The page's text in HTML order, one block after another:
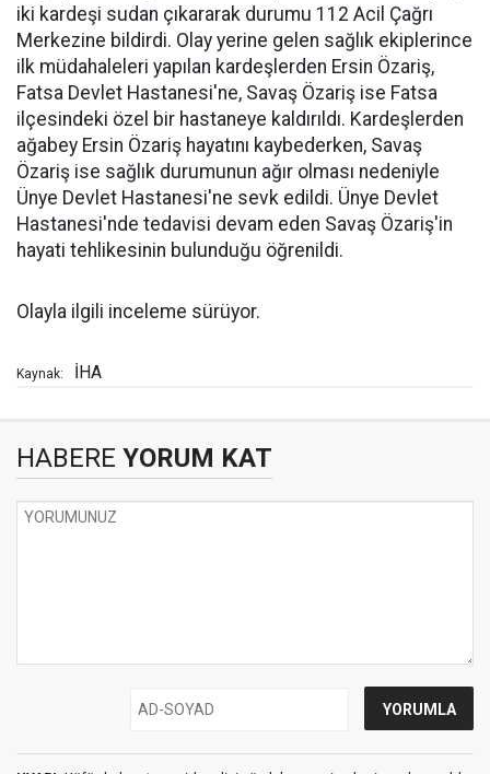
iki kardeşi sudan çıkararak durumu 112 Acil Çağrı
Merkezine bildirdi. Olay yerine gelen sağlık ekiplerince
ilk müdahaleleri yapılan kardeşlerden Ersin Özariş,
Fatsa Devlet Hastanesi'ne, Savaş Özariş ise Fatsa
ilçesindeki özel bir hastaneye kaldırıldı. Kardeşlerden
ağabey Ersin Özariş hayatını kaybederken, Savaş
Özariş ise sağlık durumunun ağır olması nedeniyle
Ünye Devlet Hastanesi'ne sevk edildi. Ünye Devlet
Hastanesi'nde tedavisi devam eden Savaş Özariş'in
hayati tehlikesinin bulunduğu öğrenildi.
Olayla ilgili inceleme sürüyor.
Kaynak: İHA
HABERE YORUM KAT